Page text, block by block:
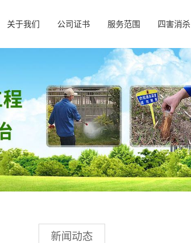
关于我们 公司证书 服务范围 四害消杀
新闻动态